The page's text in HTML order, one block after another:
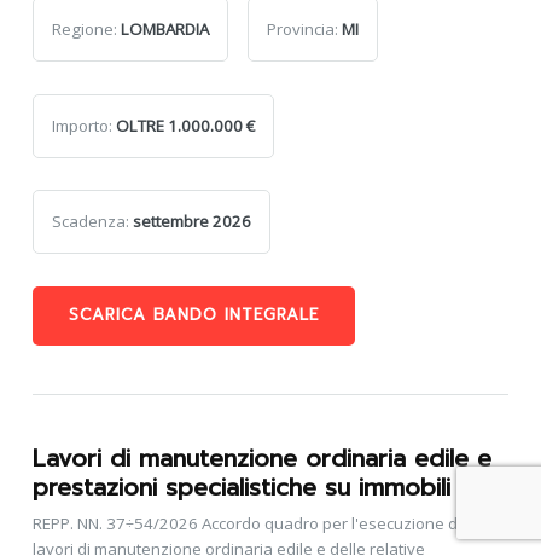
Regione: LOMBARDIA Provincia: MI
Importo: OLTRE 1.000.000 €
Scadenza: settembre 2026
SCARICA BANDO INTEGRALE
Lavori di manutenzione ordinaria edile e
prestazioni specialistiche su immobili
REPP. NN. 37÷54/2026 Accordo quadro per l'esecuzione dei
lavori di manutenzione ordinaria edile e delle relative